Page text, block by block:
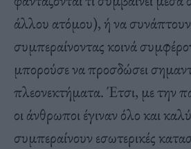
άλλου ατόμου), ή να
συμπεραίνοντας κοινά
μπορούσε να προσδώσει
πλεονεκτήματα. Έτσι, με την
οι άνθρωποι έγιναν όλο και
συμπεραίνουν εσωτερικές